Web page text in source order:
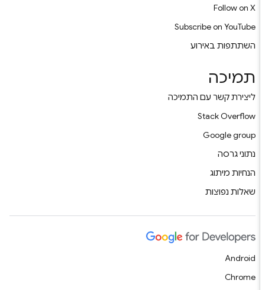
Follow on X
Subscribe on YouTube
השתתפות באירוע
תמיכה
ליצירת קשר עם התמיכה
Stack Overflow
Google group
נתוני גרסה
הנחיות מיתוג
שאלות נפוצות
Android
Chrome